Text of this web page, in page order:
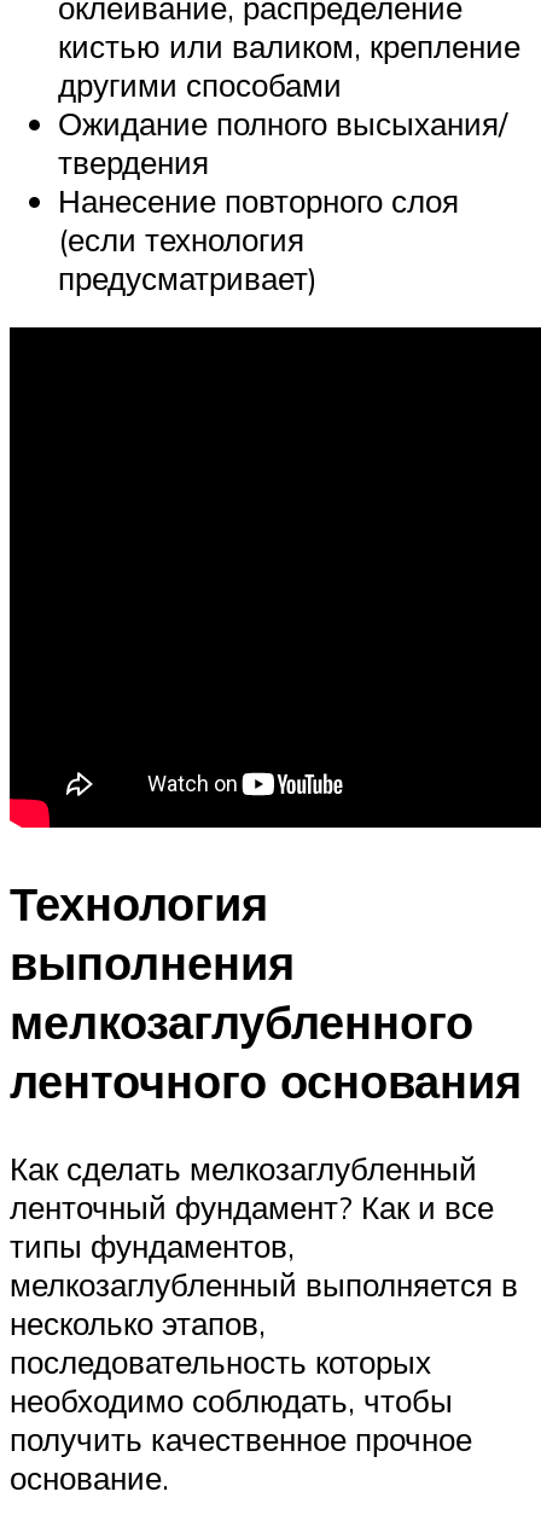
кистью или валиком, крепление
другими способами
Ожидание полного высыхания/
твердения
Нанесение повторного слоя
(если технология
предусматривает)
Технология
выполнения
мелкозаглубленного
ленточного основания
Как сделать мелкозаглубленный
ленточный фундамент? Как и все
типы фундаментов,
мелкозаглубленный выполняется в
несколько этапов,
последовательность которых
необходимо соблюдать, чтобы
получить качественное прочное
основание.